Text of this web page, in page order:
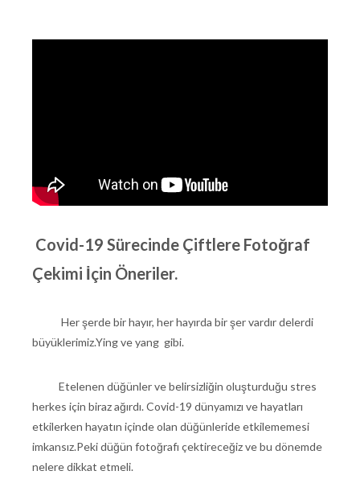
Covid-19 Sürecinde Çiftlere Fotoğraf
Çekimi İçin Öneriler.
Her şerde bir hayır, her hayırda bir şer vardır delerdi
büyüklerimiz.Ying ve yang gibi.
Etelenen düğünler ve belirsizliğin oluşturduğu stres
herkes için biraz ağırdı. Covid-19 dünyamızı ve hayatları
etkilerken hayatın içinde olan düğünleride etkilememesi
imkansız.Peki düğün fotoğrafı çektireceğiz ve bu dönemde
nelere dikkat etmeli.